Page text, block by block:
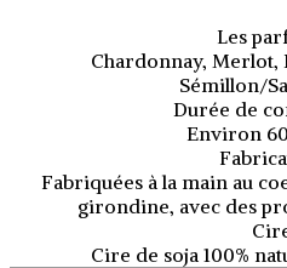
Les
Chardonnay, Merlot,
Sémillon/
Durée de
Environ
Fabriquées à la main au
girondine, avec des
Cire de soja 100%